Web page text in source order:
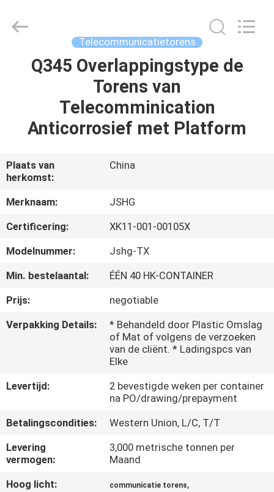
HUIS
PRODUCTEN
VR-
SHOW
ONGEVEER
FABRIEKSREIS
KWALITEITSCONTROLE
CONTACTEER
NIEUWS
VERZOEK
co.,ltd.
Telecommunicatietorens
Q345 Overlappingstype de
Torens van
Telecomminication
Anticorrosief met Platform
Plaats van
herkomst:
China
Merknaam:
JSHG
Certificering:
XK11-001-00105X
Modelnummer:
Jshg-TX
Min. bestelaantal:
ÉÉN 40 HK-CONTAINER
Prijs:
negotiable
Verpakking Details:
* Behandeld door Plastic Omslag
of Mat of volgens de verzoeken
van de cliënt. * Ladingspcs van
Elke
Levertijd:
2 bevestigde weken per container
na PO/drawing/prepayment
Betalingscondities:
Western Union, L/C, T/T
Levering
vermogen:
3,000 metrische tonnen per
Maand
Hoog licht:
communicatie torens,